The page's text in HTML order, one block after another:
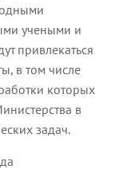
учеными и
привлекаться
в том числе
которых
в
задач.